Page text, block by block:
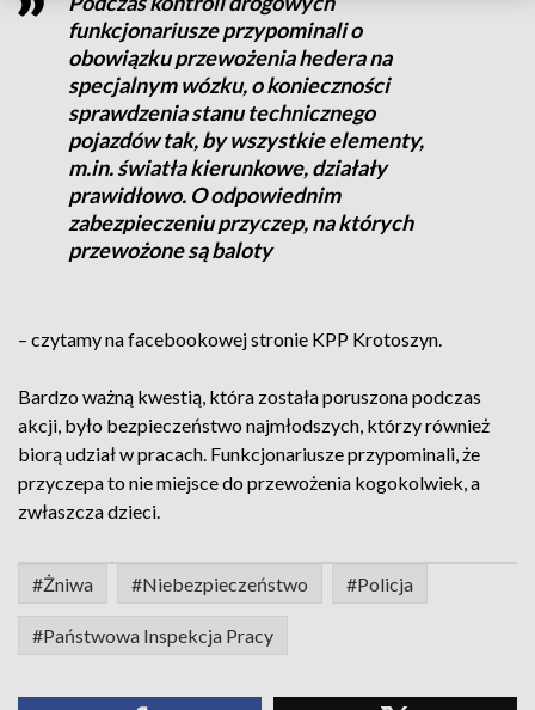
funkcjonariusze przypominali o
obowiązku przewożenia hedera na
specjalnym wózku, o konieczności
sprawdzenia stanu technicznego
pojazdów tak, by wszystkie elementy,
m.in. światła kierunkowe, działały
prawidłowo. O odpowiednim
zabezpieczeniu przyczep, na których
przewożone są baloty
– czytamy na facebookowej stronie KPP Krotoszyn.
Bardzo ważną kwestią, która została poruszona podczas
akcji, było bezpieczeństwo najmłodszych, którzy również
biorą udział w pracach. Funkcjonariusze przypominali, że
przyczepa to nie miejsce do przewożenia kogokolwiek, a
zwłaszcza dzieci.
#Żniwa #Niebezpieczeństwo #Policja
#Państwowa Inspekcja Pracy